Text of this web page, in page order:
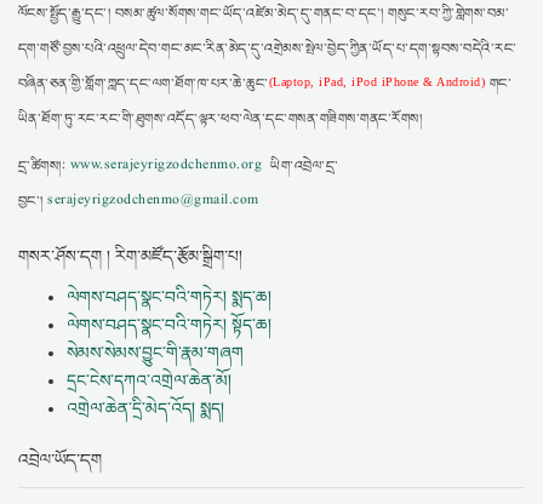
ལོངས་སྤྱོད་རྒྱུ་དང་། བསམ་ཚུལ་སོགས་གང་ཡོད་འཛེམ་མེད་དུ་གནང་བ་དང་། གསུང་རབ་ཀྱི་གླེགས་བམ་
དག་གཙོ་བྱས་པའི་འཕྲུལ་དེབ་གང་མང་རིན་མེད་དུ་འགྲེམས་སྤེལ་བྱེད་ཀྱིན་ཡོད་པ་དག་སྟབས་བདེའི་རང་
བཞིན་ཅན་གྱི་གློག་ཀླད་དང་ལག་ཐོག་ཁ་པར་ཆེ་ཆུང་(Laptop, iPad, iPod iPhone & Android) གང་
ཡིན་ཐོག་ཏུ་རང་རང་གི་ཐུགས་འདོད་ལྟར་ཕབ་ལེན་དང་གསན་གཟིགས་གནང་རོགས།
དྲ་ཚིགས།: www.serajeyrigzodchenmo.org ཡིག་འབྲེལ་དྲ་
བྱང་།serajeyrigzodchenmo@gmail.com
གསར་ཤོས་དག ། རིག་མཛོད་རྩོམ་སྒྲིག་པ།
ལེགས་བཤད་སྣང་བའི་གཏེར། སྨད་ཆ།
ལེགས་བཤད་སྣང་བའི་གཏེར། སྟོད་ཆ།
སེམས་སེམས་བྱུང་གི་རྣམ་གཞག
དྲང་ངེས་དཀའ་འགྲེལ་ཆེན་མོ།
འགྲེལ་ཆེན་དྲི་མེད་འོད། སྨད།
འབྲེལ་ཡོད་དག